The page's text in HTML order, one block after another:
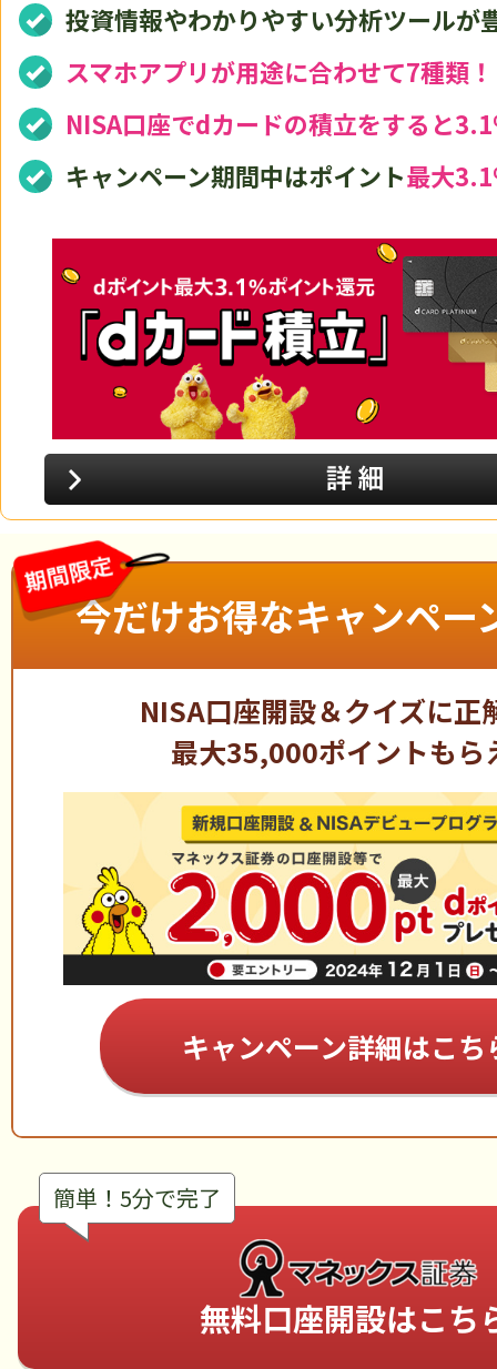
投資情報やわかりやすい分析ツールが
スマホアプリが用途に合わせて7種類！
NISA口座でdカードの積立をすると
キャンペーン期間中はポイント
今だけお得なキャンペー
キャンペーン詳細はこち
無料口座開設はこち
簡単！5分で完了